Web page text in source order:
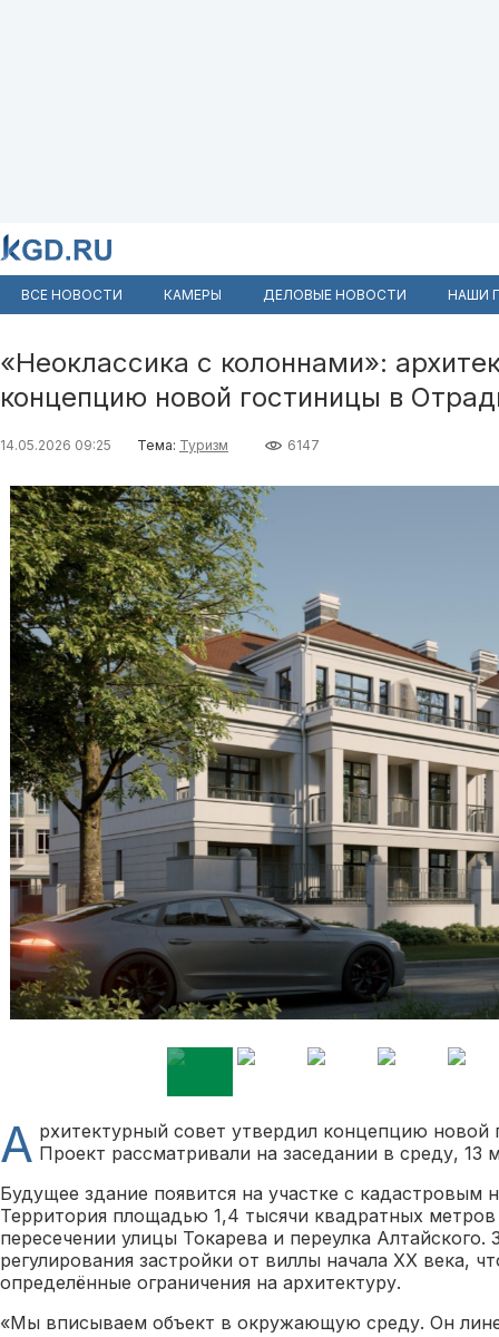
ВСЕ НОВОСТИ КАМЕРЫ ДЕЛОВЫЕ НОВОСТИ НАШИ
«Неоклассика с колоннами»:
концепцию новой гостиницы в
14.05.2026 09:25 Тема: Туризм 6147
А рхитектурный совет утвердил концепцию
Проект рассматривали на заседании в среду, 13
Будущее здание появится на участке с кадастровым
Территория площадью 1,4 тысячи квадратных метров
пересечении улицы Токарева и переулка Алтайского.
регулирования застройки от виллы начала ХХ века,
определённые ограничения на архитектуру.
«Мы вписываем объект в окружающую среду. Он